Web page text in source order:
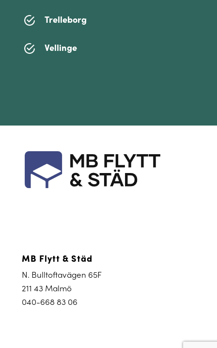
Trelleborg
Vellinge
MB Flytt & Städ
N. Bulltoftavägen 65F
211 43 Malmö
040-668 83 06